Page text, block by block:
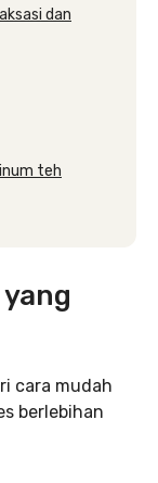
dan
teh
cara mudah
berlebihan